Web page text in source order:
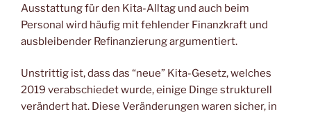
Ausstattung für den Kita-Alltag und auch beim
Personal wird häufig mit fehlender Finanzkraft und
ausbleibender Refinanzierung argumentiert.
Unstrittig ist, dass das “neue” Kita-Gesetz, welches
2019 verabschiedet wurde, einige Dinge strukturell
verändert hat. Diese Veränderungen waren sicher, in